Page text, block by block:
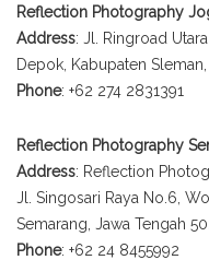
Reflection Photography
Address: Jl. Ringroad
Depok, Kabupaten
Phone: +62 274 2831391
Reflection Photography
Address: Reflection
Jl. Singosari Raya No.6,
Semarang, Jawa Tengah
Phone: +62 24 8455992